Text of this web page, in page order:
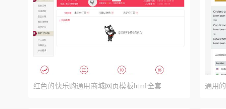
红色的快乐购通用商城网页模板html全套 通用